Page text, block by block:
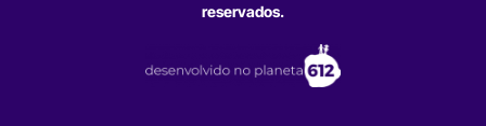
reservados.